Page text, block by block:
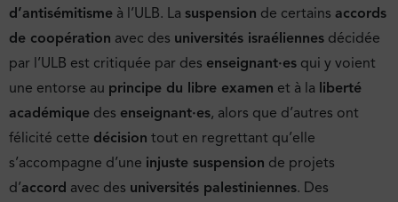
d’antisémitisme à l’ULB. La suspension de certains accords
de coopération avec des universités israéliennes décidée
par l’ULB est critiquée par des enseignant·es qui y voient
une entorse au principe du libre examen et à la liberté
académique des enseignant·es, alors que d’autres ont
félicité cette décision tout en regrettant qu’elle
s’accompagne d’une injuste suspension de projets
d’accord avec des universités palestiniennes. Des